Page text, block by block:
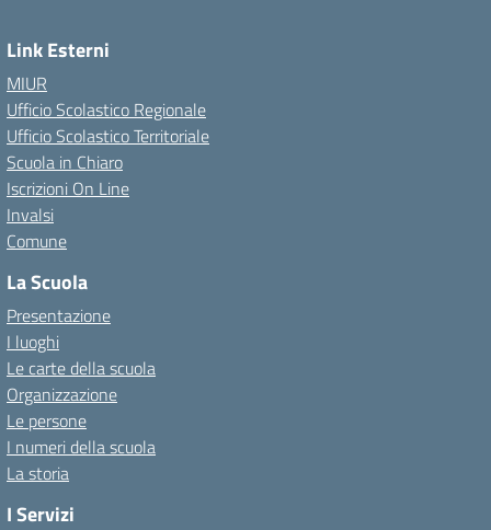
Link Esterni
MIUR
Ufficio Scolastico Regionale
Ufficio Scolastico Territoriale
Scuola in Chiaro
Iscrizioni On Line
Invalsi
Comune
La Scuola
Presentazione
I luoghi
Le carte della scuola
Organizzazione
Le persone
I numeri della scuola
La storia
I Servizi